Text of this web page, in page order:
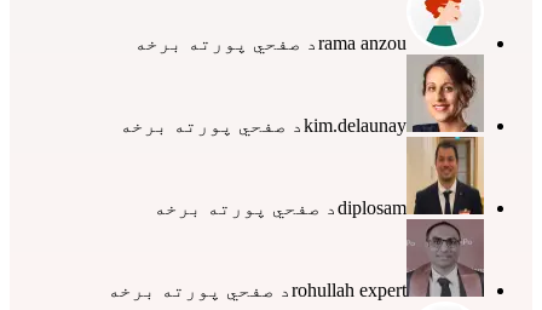
rama anzouد صفحي پورته برخه
kim.delaunayد صفحي پورته برخه
diplosamد صفحي پورته برخه
rohullah expertد صفحي پورته برخه